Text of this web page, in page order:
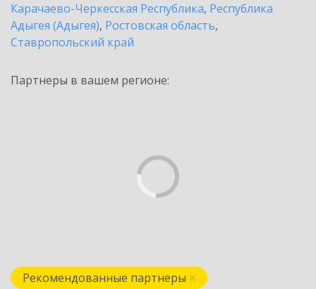
Карачаево-Черкесская Республика, Республика
Адыгея (Адыгея), Ростовская область,
Ставропольский край
Партнеры в вашем регионе:
Рекомендованные партнеры